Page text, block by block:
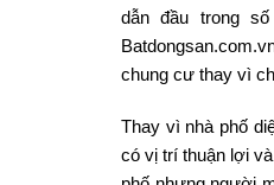
dẫn đầu trong
chung cư thay vì
Thay vì nhà phố
có vị trí thuận lợi